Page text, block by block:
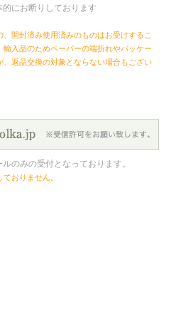
にお断りしております
、開封済み使用済みのものはお受けするこ
輸入品のためペーパーの端折れやパッケー
、返品交換の対象とならない場合もござい
のみの受付となっております。
おりません。